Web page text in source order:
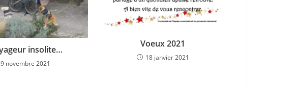
insolite…
novembre 2021
Voeux 2021
18 janvier 2021